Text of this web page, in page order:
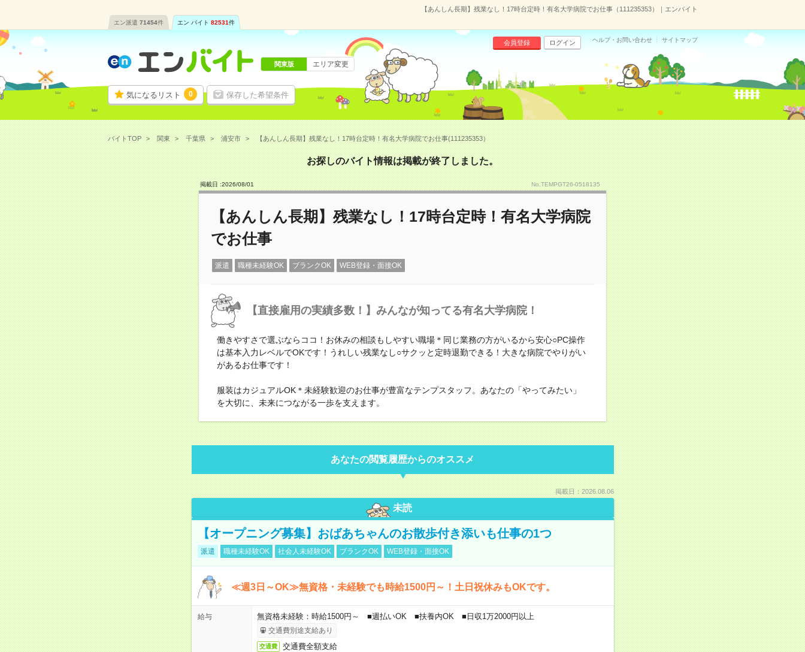
【あんしん長期】残業なし！17時台定時！有名大学病院でお仕事（111235353）｜エンバイト
エン派遣 71454件 エン バイト 82531件
気になるリスト 0 保存した希望条件
会員登録 ログイン ヘルプ・お問い合わせ サイトマップ
関東版 エリア変更
バイトTOP 関東 千葉県 浦安市 【あんしん長期】残業なし！17時台定時！有名大学病院でお仕事(111235353）
お探しのバイト情報は掲載が終了しました。
掲載日 :2026/08/01 No.TEMPGT26-0518135
【あんしん長期】残業なし！17時台定時！有名大学病院
でお仕事
派遣 職種未経験OK ブランクOK WEB登録・面接OK
【直接雇用の実績多数！】みんなが知ってる有名大学病院！
働きやすさで選ぶならココ！お休みの相談もしやすい職場＊同じ業務の方がいるから安心○PC操作
は基本入力レベルでOKです！うれしい残業なし○サクッと定時退勤できる！大きな病院でやりがい
があるお仕事です！
服装はカジュアルOK＊未経験歓迎のお仕事が豊富なテンプスタッフ。あなたの「やってみたい」
を大切に、未来につながる一歩を支えます。
あなたの閲覧履歴からのオススメ
掲載日：2026.08.06
未読
【オープニング募集】おばあちゃんのお散歩付き添いも仕事の1つ
派遣 職種未経験OK 社会人未経験OK ブランクOK WEB登録・面接OK
≪週3日～OK≫無資格・未経験でも時給1500円～！土日祝休みもOKです。
給与 無資格未経験：時給1500円～ ■週払いOK ■扶養内OK ■日収1万2000円以上
交通費別途支給あり
交通費 交通費全額支給